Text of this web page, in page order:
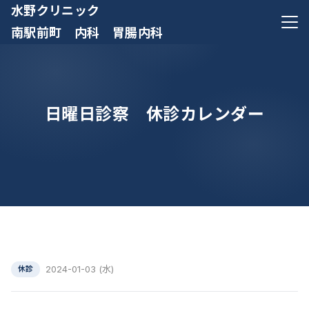
水野クリニック
南駅前町 内科 胃腸内科
メニ
日曜日診察 休診カレンダー
休診 2024-01-03 (水)